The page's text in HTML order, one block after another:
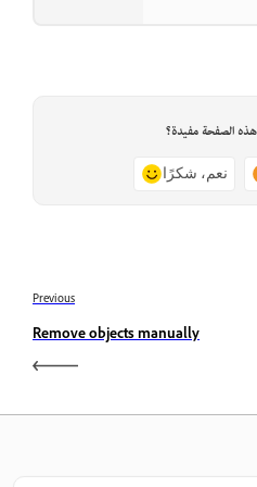
الصفحة مفيدة؟
نعم، شكرًا
Previous
Remove objects manually